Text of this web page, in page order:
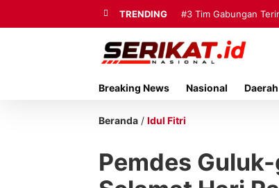
TRENDING #3 Tim Gabungan
Breaking News Nasional Daerah
Beranda / Idul Fitri
Pemdes